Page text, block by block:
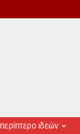
περίπτερο ιδεών